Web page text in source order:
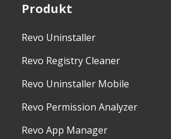
Produkt
Revo Uninstaller
Revo Registry Cleaner
Revo Uninstaller Mobile
Revo Permission Analyzer
Revo App Manager